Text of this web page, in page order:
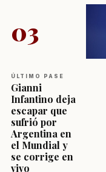
03
ÚLTIMO PASE
Gianni
Infantino deja
escapar que
sufrió por
Argentina en
el Mundial y
se corrige en
vivo